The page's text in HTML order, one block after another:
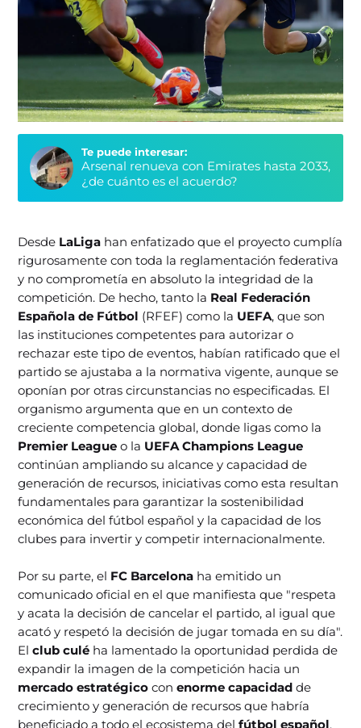
Te puede interesar:
Arsenal renueva con Emirates hasta 2033,
¿de cuánto es el acuerdo?
Desde LaLiga han enfatizado que el proyecto cumplía
rigurosamente con toda la reglamentación federativa
y no comprometía en absoluto la integridad de la
competición. De hecho, tanto la Real Federación
Española de Fútbol (RFEF) como la UEFA, que son
las instituciones competentes para autorizar o
rechazar este tipo de eventos, habían ratificado que el
partido se ajustaba a la normativa vigente, aunque se
oponían por otras circunstancias no especificadas. El
organismo argumenta que en un contexto de
creciente competencia global, donde ligas como la
Premier League o la UEFA Champions League
continúan ampliando su alcance y capacidad de
generación de recursos, iniciativas como esta resultan
fundamentales para garantizar la sostenibilidad
económica del fútbol español y la capacidad de los
clubes para invertir y competir internacionalmente.
Por su parte, el FC Barcelona ha emitido un
comunicado oficial en el que manifiesta que "respeta
y acata la decisión de cancelar el partido, al igual que
acató y respetó la decisión de jugar tomada en su día".
Elclub culé ha lamentado la oportunidad perdida de
expandir la imagen de la competición hacia un
mercado estratégico conenorme capacidad de
crecimiento y generación de recursos que habría
beneficiado a todo el ecosistema delfútbol español.